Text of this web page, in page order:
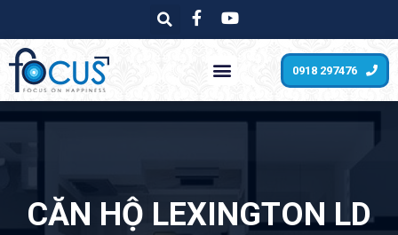
0918 297476
CĂN HỘ LEXINGTON LD